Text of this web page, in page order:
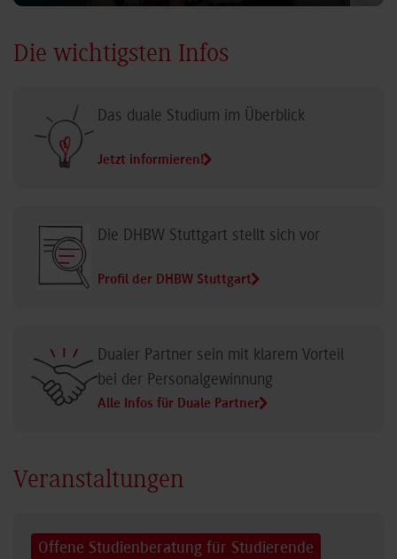
Die wichtigsten Infos
Das duale Studium im Überblick
Jetzt informieren!
Die DHBW Stuttgart stellt sich vor
Profil der DHBW Stuttgart
Dualer Partner sein mit klarem Vorteil
bei der Personalgewinnung
Alle Infos für Duale Partner
Veranstaltungen
Offene Studienberatung für Studierende